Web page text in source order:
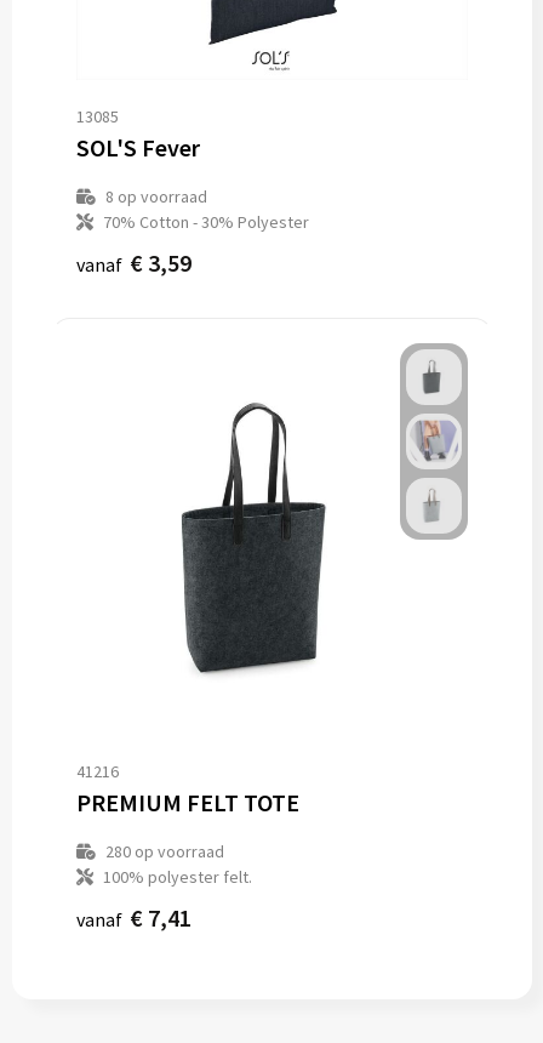
13085
SOL'S Fever
8 op voorraad
70% Cotton - 30% Polyester
vanaf € 3,59
41216
PREMIUM FELT TOTE
280op voorraad
100% polyester felt.
vanaf € 7,41